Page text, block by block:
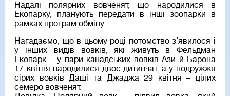
Надалі полярних вовченят, що народилися в
Екопарку, планують передати в інші зоопарки в
рамках програм обміну.
Нагадаємо, що в цьому році потомство з’явилося і
у інших видів вовків, які живуть в Фельдман
Екопарк – у пари канадських вовків Ази й Барона
17 квітня народилися двоє дитинчат, а у подружжя
сірих вовків Даші та Джаджа 29 квітня – цілих
семеро вовченят.